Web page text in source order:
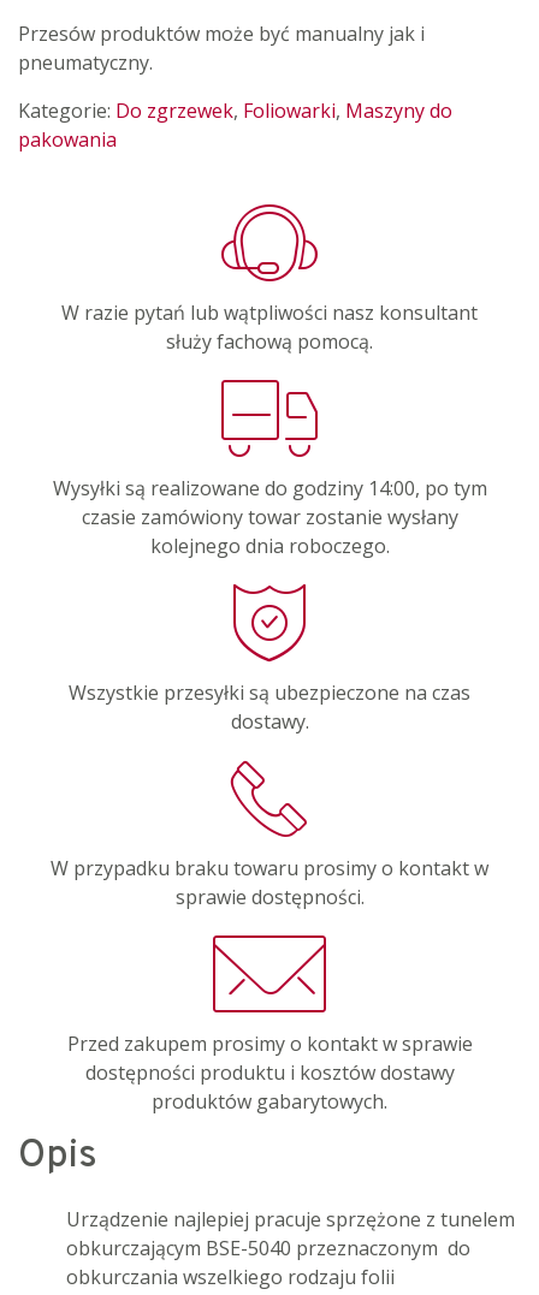
Przesów produktów może być manualny jak i
pneumatyczny.
Kategorie: Do zgrzewek, Foliowarki, Maszyny do
pakowania
W razie pytań lub wątpliwości nasz konsultant
służy fachową pomocą.
Wysyłki są realizowane do godziny 14:00, po tym
czasie zamówiony towar zostanie wysłany
kolejnego dnia roboczego.
Wszystkie przesyłki są ubezpieczone na czas
dostawy.
W przypadku braku towaru prosimy o kontakt w
sprawie dostępności.
Przed zakupem prosimy o kontakt w sprawie
dostępności produktu i kosztów dostawy
produktów gabarytowych.
Opis
Urządzenie najlepiej pracuje sprzężone z tunelem
obkurczającym BSE-5040 przeznaczonym do
obkurczania wszelkiego rodzaju folii